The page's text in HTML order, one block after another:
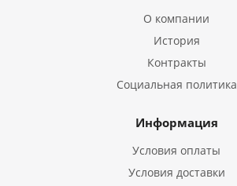
О компании
История
Контракты
Социальная политика
Информация
Условия оплаты
Условия доставки